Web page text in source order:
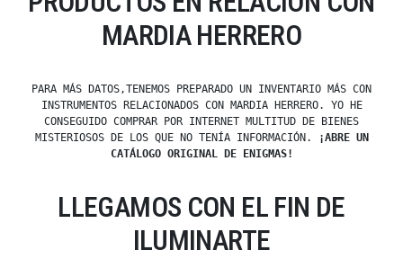
MARDIA HERRERO
PARA MÁS DATOS,TENEMOS PREPARADO UN INVENTARIO MÁS CON
INSTRUMENTOS RELACIONADOS CON MARDIA HERRERO. YO HE
CONSEGUIDO COMPRAR POR INTERNET MULTITUD DE BIENES
MISTERIOSOS DE LOS QUE NO TENÍA INFORMACIÓN.
¡ABRE UN
CATÁLOGO ORIGINAL DE ENIGMAS!
LLEGAMOS CON EL FIN DE
ILUMINARTE